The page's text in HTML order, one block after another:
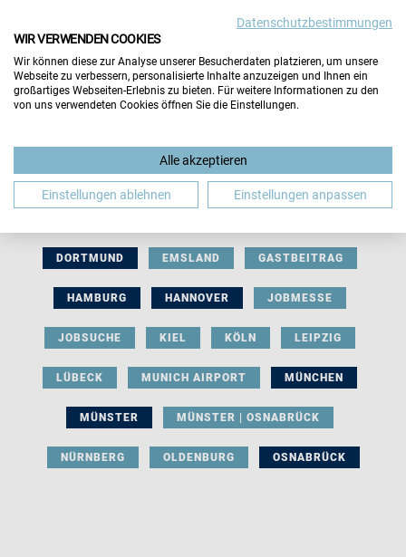
BERUFLICHE ORIENTIERUNG BEWERBUNG
DORTMUND EMSLAND GASTBEITRAG
HAMBURG HANNOVER JOBMESSE
JOBSUCHE KIEL KÖLN LEIPZIG
LÜBECK MUNICH AIRPORT MÜNCHEN
MÜNSTER MÜNSTER | OSNABRÜCK
NÜRNBERG OLDENBURG OSNABRÜCK
Datenschutzbestimmungen
WIR VERWENDEN COOKIES
Wir können diese zur Analyse unserer Besucherdaten platzieren, um unsere
Webseite zu verbessern, personalisierte Inhalte anzuzeigen und Ihnen ein
großartiges Webseiten-Erlebnis zu bieten. Für weitere Informationen zu den
von uns verwendeten Cookies öffnen Sie die Einstellungen.
Alle akzeptieren
Einstellungen ablehnen Einstellungen anpassen